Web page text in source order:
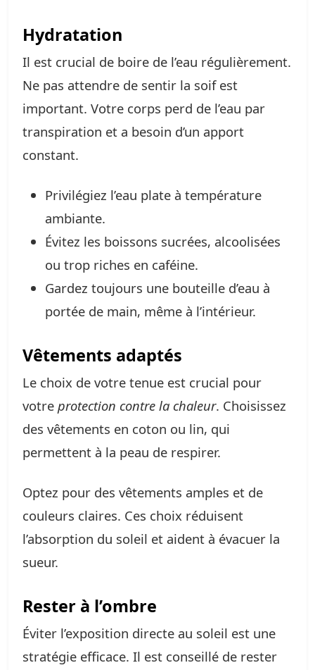
Hydratation
Il est crucial de boire de l’eau régulièrement.
Ne pas attendre de sentir la soif est
important. Votre corps perd de l’eau par
transpiration et a besoin d’un apport
constant.
Privilégiez l’eau plate à température
ambiante.
Évitez les boissons sucrées, alcoolisées
ou trop riches en caféine.
Gardez toujours une bouteille d’eau à
portée de main, même à l’intérieur.
Vêtements adaptés
Le choix de votre tenue est crucial pour
votre protection contre la chaleur. Choisissez
des vêtements en coton ou lin, qui
permettent à la peau de respirer.
Optez pour des vêtements amples et de
couleurs claires. Ces choix réduisent
l’absorption du soleil et aident à évacuer la
sueur.
Rester à l’ombre
Éviter l’exposition directe au soleil est une
stratégie efficace. Il est conseillé de rester